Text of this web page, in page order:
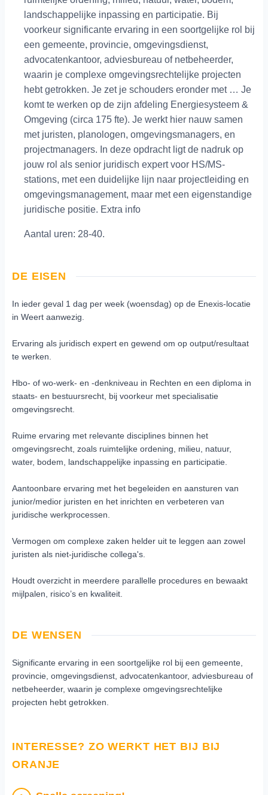
landschappelijke inpassing en participatie. Bij
voorkeur significante ervaring in een soortgelijke rol bij
een gemeente, provincie, omgevingsdienst,
advocatenkantoor, adviesbureau of netbeheerder,
waarin je complexe omgevingsrechtelijke projecten
hebt getrokken. Je zet je schouders eronder met … Je
komt te werken op de zijn afdeling Energiesysteem &
Omgeving (circa 175 fte). Je werkt hier nauw samen
met juristen, planologen, omgevingsmanagers, en
projectmanagers. In deze opdracht ligt de nadruk op
jouw rol als senior juridisch expert voor HS/MS-
stations, met een duidelijke lijn naar projectleiding en
omgevingsmanagement, maar met een eigenstandige
juridische positie. Extra info
Aantal uren: 28-40.
DE EISEN
In ieder geval 1 dag per week (woensdag) op de Enexis-locatie
in Weert aanwezig.
Ervaring als juridisch expert en gewend om op output/resultaat
te werken.
Hbo- of wo-werk- en -denkniveau in Rechten en een diploma in
staats- en bestuursrecht, bij voorkeur met specialisatie
omgevingsrecht.
Ruime ervaring met relevante disciplines binnen het
omgevingsrecht, zoals ruimtelijke ordening, milieu, natuur,
water, bodem, landschappelijke inpassing en participatie.
Aantoonbare ervaring met het begeleiden en aansturen van
junior/medior juristen en het inrichten en verbeteren van
juridische werkprocessen.
Vermogen om complexe zaken helder uit te leggen aan zowel
juristen als niet-juridische collega's.
Houdt overzicht in meerdere parallelle procedures en bewaakt
mijlpalen, risico’s en kwaliteit.
DE WENSEN
Significante ervaring in een soortgelijke rol bij een gemeente,
provincie, omgevingsdienst, advocatenkantoor, adviesbureau of
netbeheerder, waarin je complexe omgevingsrechtelijke
projecten hebt getrokken.
INTERESSE? ZO WERKT HET BIJ BIJ
ORANJE